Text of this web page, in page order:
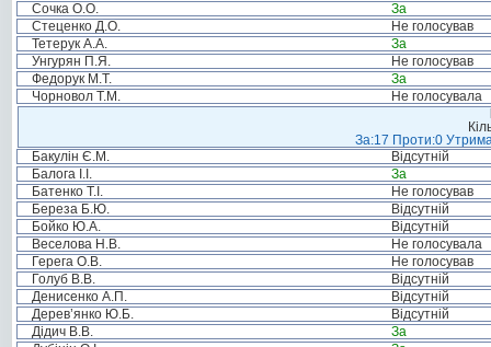
Сочка О.О.
За
Стеценко Д.О.
Не голосував
Тетерук А.А.
За
Унгурян П.Я.
Не голосував
Федорук М.Т.
За
Чорновол Т.М.
Не голосувала
За:17 Проти:0
Бакулін Є.М.
Відсутній
Балога І.І.
За
Батенко Т.І.
Не голосував
Береза Б.Ю.
Відсутній
Бойко Ю.А.
Відсутній
Веселова Н.В.
Не голосувала
Герега О.В.
Не голосував
Голуб В.В.
Відсутній
Денисенко А.П.
Відсутній
Дерев’янко Ю.Б.
Відсутній
Дідич В.В.
За